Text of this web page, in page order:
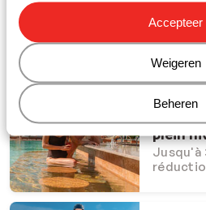
Accepteer
Weigeren
Beheren
Offres
Et si
plein
Jusqu'à